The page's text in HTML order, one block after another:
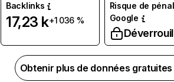
Backlinks
17,23 k+1 036 %
Risque de
Google
Obtenir plus de données